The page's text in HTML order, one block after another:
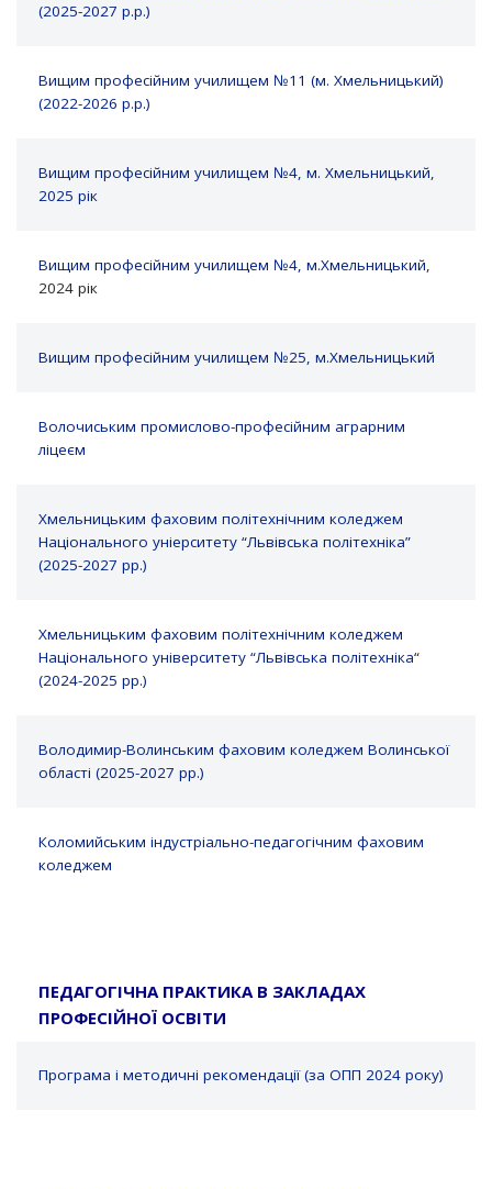
(2025-2027 р.р.)
Вищим професійним училищем №11 (м. Хмельницький)
(2022-2026 р.р.)
Вищим професійним училищем №4, м. Хмельницький,
2025 рік
Вищим професійним училищем №4, м.Хмельницький,
2024 рік
Вищим професійним училищем №25, м.Хмельницький
Волочиським промислово-професійним аграрним
ліцеєм
Хмельницьким фаховим політехнічним коледжем
Національного уніерситету “Львівська політехніка”
(2025-2027 рр.)
Хмельницьким фаховим полiтехнiчним коледжем
Національного університету “Львiвська полiтехнiка“
(2024-2025 рр.)
Володимир-Волинським фаховим коледжем Волинської
області (2025-2027 рр.)
Коломийським індустріально-педагогічним фаховим
коледжем
ПЕДАГОГІЧНА ПРАКТИКА В ЗАКЛАДАХ
ПРОФЕСІЙНОЇ ОСВІТИ
Програма і методичні рекомендації (за ОПП 2024 року)